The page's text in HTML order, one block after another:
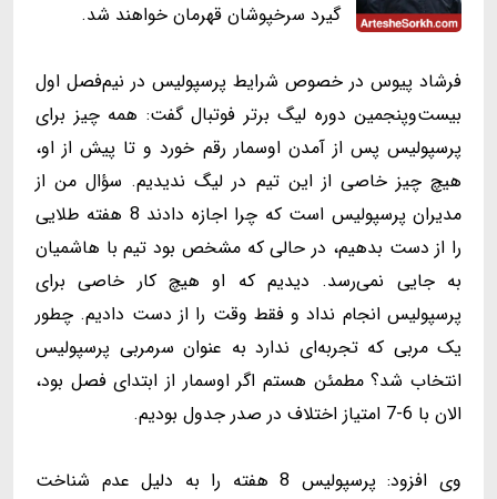
گیرد سرخپوشان قهرمان خواهند شد.
فرشاد پیوس در خصوص شرایط پرسپولیس در نیم‌فصل اول
بیست‌وپنجمین دوره لیگ برتر فوتبال گفت: همه چیز برای
پرسپولیس پس از آمدن اوسمار رقم خورد و تا پیش از او،
هیچ چیز خاصی از این تیم در لیگ ندیدیم. سؤال من از
مدیران پرسپولیس است که چرا اجازه دادند 8 هفته طلایی
را از دست بدهیم، در حالی که مشخص بود تیم با هاشمیان
به جایی نمی‌رسد. دیدیم که او هیچ کار خاصی برای
پرسپولیس انجام نداد و فقط وقت را از دست دادیم. چطور
یک مربی که تجربه‌ای ندارد به عنوان سرمربی پرسپولیس
انتخاب شد؟ مطمئن هستم اگر اوسمار از ابتدای فصل بود،
الان با 6-7 امتیاز اختلاف در صدر جدول بودیم.
وی افزود: پرسپولیس 8 هفته را به دلیل عدم شناخت